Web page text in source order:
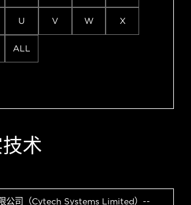
U V W X
ALL
术
公司（Cytech Systems Limited）--